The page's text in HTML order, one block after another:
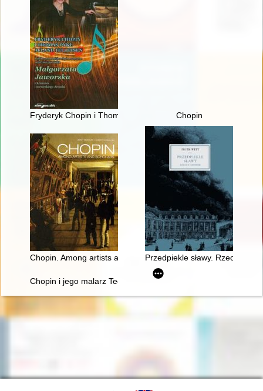
Fryderyk Chopin i Thomas Dyke Acland Tellefsen. Polsko-
Chopin
Chopin. Among artists and scholarsPrzedpiekle sławy. Rzecz o
Chopin i jego malarz Teofil Kwiatkowski (1809-1891).